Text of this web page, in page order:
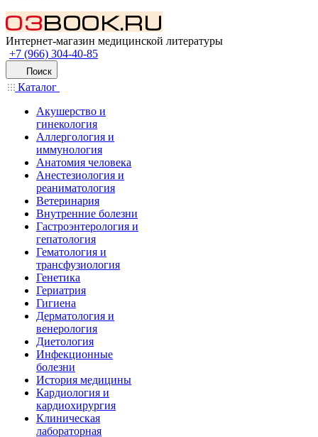
Интернет-магазин медицинской литературы
+7 (966) 304-40-85
Поиск
Каталог
Акушерство и
гинекология
Аллергология и
иммунология
Анатомия человека
Анестезиология и
реаниматология
Ветеринария
Внутренние болезни
Гастроэнтерология и
гепатология
Гематология и
трансфузиология
Генетика
Гериатрия
Гигиена
Дерматология и
венерология
Диетология
Инфекционные
болезни
История медицины
Кардиология и
кардиохирургия
Клиническая
лабораторная